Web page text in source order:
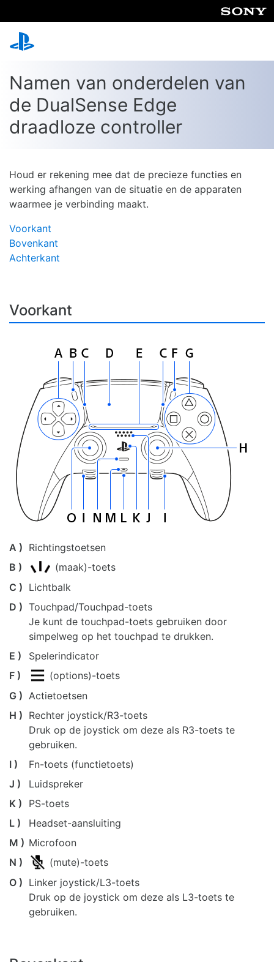
Namen van onderdelen van
de DualSense Edge
draadloze controller
Houd er rekening mee dat de precieze functies en
werking afhangen van de situatie en de apparaten
waarmee je verbinding maakt.
Voorkant
Bovenkant
Achterkant
Voorkant
A ) Richtingstoetsen
B )
(maak)-toets
C ) Lichtbalk
D ) Touchpad/Touchpad-toets
Je kunt de touchpad-toets gebruiken door
simpelweg op het touchpad te drukken.
E )
Spelerindicator
F )
(options)-toets
G ) Actietoetsen
H ) Rechter joystick/R3-toets
Druk op de joystick om deze als R3-toets te
gebruiken.
I )
Fn-toets (functietoets)
J )
Luidspreker
K )
PS-toets
L )
Headset-aansluiting
M ) Microfoon
N )
(mute)-toets
O ) Linker joystick/L3-toets
Druk op de joystick om deze als L3-toets te
gebruiken.